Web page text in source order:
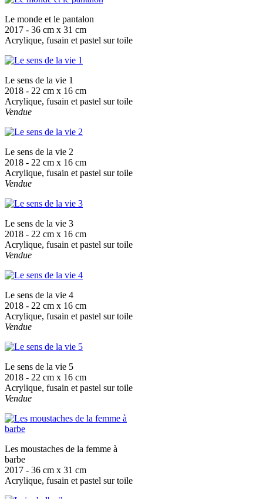
Le monde et le pantalon
2017 - 36 cm x 31 cm
Acrylique, fusain et pastel sur toile
Le sens de la vie 1
2018 - 22 cm x 16 cm
Acrylique, fusain et pastel sur toile
Vendue
Le sens de la vie 2
2018 - 22 cm x 16 cm
Acrylique, fusain et pastel sur toile
Vendue
Le sens de la vie 3
2018 - 22 cm x 16 cm
Acrylique, fusain et pastel sur toile
Vendue
Le sens de la vie 4
2018 - 22 cm x 16 cm
Acrylique, fusain et pastel sur toile
Vendue
Le sens de la vie 5
2018 - 22 cm x 16 cm
Acrylique, fusain et pastel sur toile
Vendue
Les moustaches de la femme à
barbe
2017 - 36 cm x 31 cm
Acrylique, fusain et pastel sur toile